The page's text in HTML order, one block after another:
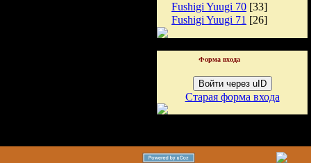
Fushigi Yuugi 70 [33]
Fushigi Yuugi 71 [26]
Форма входа
Войти через uID
Старая форма входа